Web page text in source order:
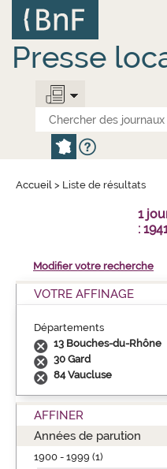
contenu
principal
Presse
Accueil > Liste de résultats
1
:
Modifier votre recherche
VOTRE AFFINAGE
Départements
13 Bouches-du-Rhône
30 Gard
84 Vaucluse
AFFINER
Années de parution
1900 - 1999 (1)
Panneau de gestion des cookies